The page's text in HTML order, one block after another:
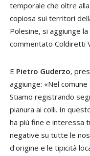
temporale che oltre
copiosa sui territori
Polesine, si aggiunge
commentato Coldiretti
E Pietro Guderzo,
aggiunge: «Nel
Stiamo registrando
pianura ai colli. In
ha più fine e interessa
negative su tutte le
d'origine e le tipicità